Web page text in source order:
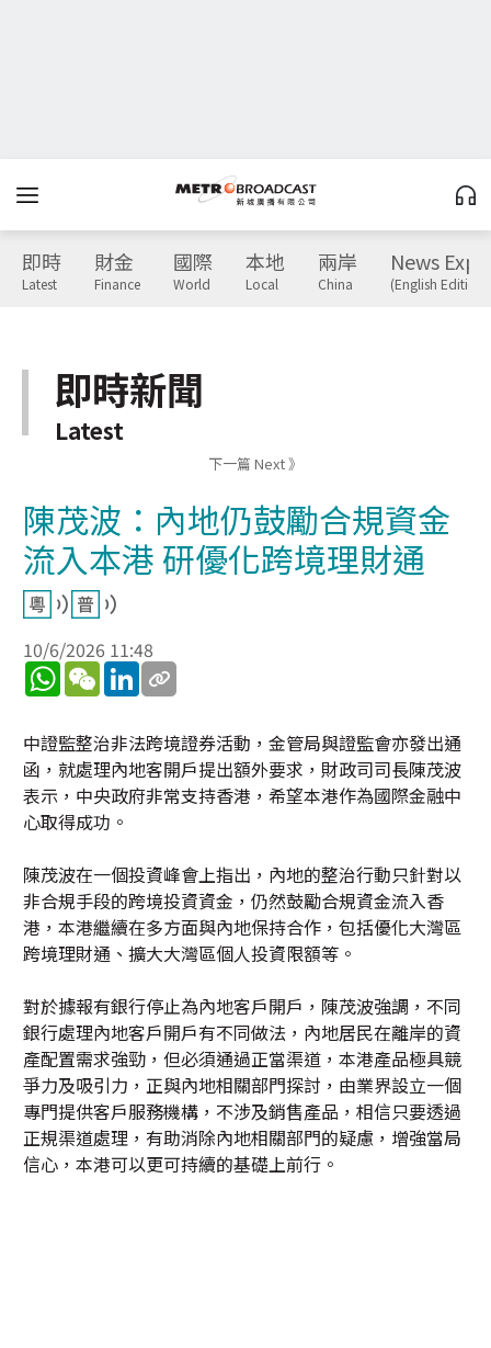
即時
Latest
財金
Finance
國際
World
本地
Local
兩岸
China
News
(English Edition)
即時新聞
Latest
下一篇 Next 》
陳茂波：內地仍鼓勵合規資金
流入本港 研優化跨境理財通
10/6/2026 11:48
WhatsApp
WeChatLinkedIn
中證監整治非法跨境證券活動，金管局與證監會亦發出通
函，就處理內地客開戶提出額外要求，財政司司長陳茂波
表示，中央政府非常支持香港，希望本港作為國際金融中
心取得成功。
陳茂波在一個投資峰會上指出，內地的整治行動只針對以
非合規手段的跨境投資資金，仍然鼓勵合規資金流入香
港，本港繼續在多方面與內地保持合作，包括優化大灣區
跨境理財通、擴大大灣區個人投資限額等。
對於據報有銀行停止為內地客戶開戶，陳茂波強調，不同
銀行處理內地客戶開戶有不同做法，內地居民在離岸的資
產配置需求強勁，但必須通過正當渠道，本港產品極具競
爭力及吸引力，正與內地相關部門探討，由業界設立一個
專門提供客戶服務機構，不涉及銷售產品，相信只要透過
正規渠道處理，有助消除內地相關部門的疑慮，增強當局
信心，本港可以更可持續的基礎上前行。